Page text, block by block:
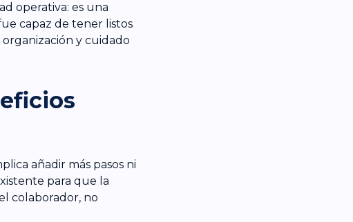
operativa: es una
capaz de tener listos
y cuidado
añadir más pasos ni
para que la
colaborador, no